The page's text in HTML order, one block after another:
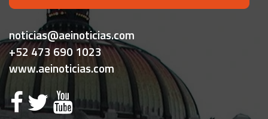
noticias@aeinoticias.com
+52 473 690 1023
www.aeinoticias.com